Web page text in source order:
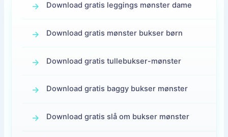
Download gratis leggings mønster dame
Download gratis mønster bukser børn
Download gratis tullebukser-mønster
Download gratis baggy bukser mønster
Download gratis slå om bukser mønster